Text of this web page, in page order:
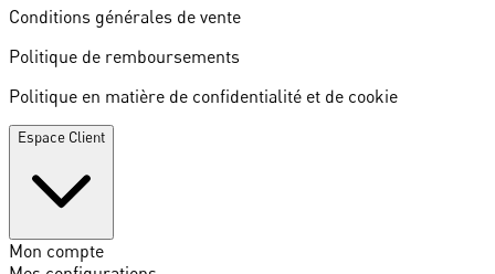
Conditions générales de vente
Politique de remboursements
Politique en matière de confidentialité et de cookie
Espace Client
Mon compte